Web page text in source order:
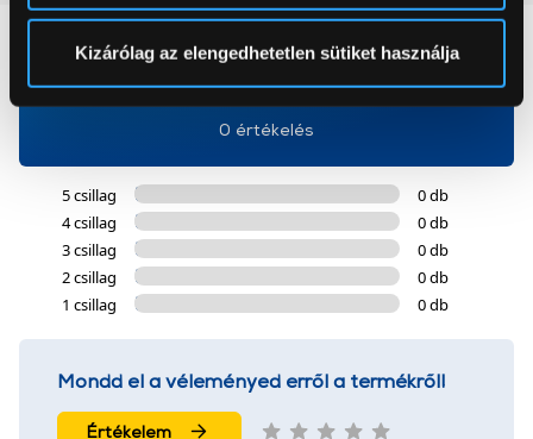
pontban. Bármikor módosíthatja vagy visszavonhatja a
Sütinyilatkozathoz való hozzájárulását.
okat használ, melyeket az Ön gépén tárol a rendszer. A
szolgáltatásaink biztosításához szükségesek. Az oldal
használatával Ön elfogadja a cookie-k használatát.
További információk:ÁSZFésAdatvédelem
Kizárólag az elengedhetetlen sütiket használja
0
0 értékelés
5 csillag
0 db
4 csillag
0 db
3 csillag
0 db
2 csillag
0 db
1 csillag
0 db
Mondd el a véleményed erről a termékről!
Értékelem